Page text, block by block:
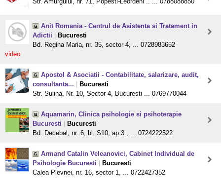
Anit Romania - Centrul de Asistenta si Tratament in
Adictii
Bucuresti
Bd. Regina Maria, nr. 35, sector 4, ... 0728983652
video
Apostol & Asociatii - Contabilitate, salarizare, audit,
consultanta...
Bucuresti
Str. Sulina, Nr. 10, Sector 4, Bucuresti ... 0769770044
Aquamarin, Clinica psihologie si psihoterapie
Bucuresti
Bucuresti
Bd. Decebal, nr. 6, bl. S10, ap.3., ... 0724222522
Armand Catalin Veleanovici, Cabinet Individual de
Psihologie Bucuresti
Bucuresti
Calea Plevnei, nr. 16, sector 1, ... 0722427352